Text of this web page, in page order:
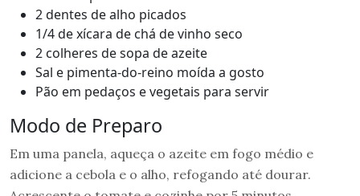
2 dentes de alho picados
1/4 de xícara de chá de vinho seco
2 colheres de sopa de azeite
Sal e pimenta-do-reino moída a gosto
Pão em pedaços e vegetais para servir
Modo de Preparo
Em uma panela, aqueça o azeite em fogo médio e
adicione a cebola e o alho, refogando até dourar.